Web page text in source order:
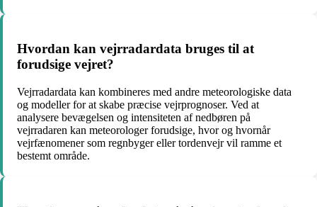
Hvordan kan vejrradardata bruges til at
forudsige vejret?
Vejrradardata kan kombineres med andre meteorologiske data
og modeller for at skabe præcise vejrprognoser. Ved at
analysere bevægelsen og intensiteten af nedbøren på
vejrradaren kan meteorologer forudsige, hvor og hvornår
vejrfænomener som regnbyger eller tordenvejr vil ramme et
bestemt område.